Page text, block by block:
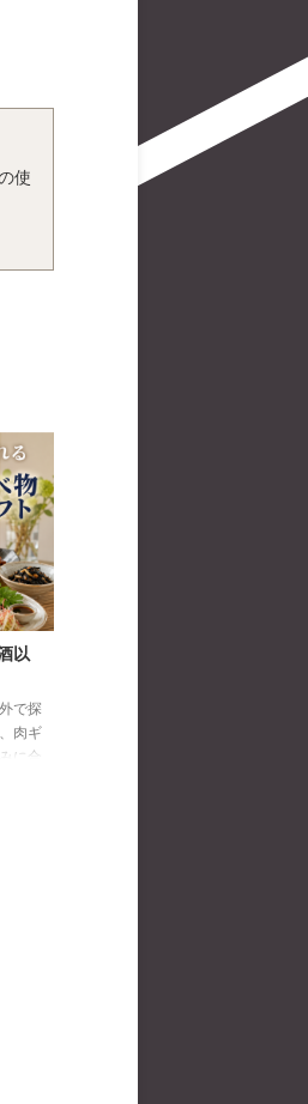
使
以
で探
肉ギ
に合